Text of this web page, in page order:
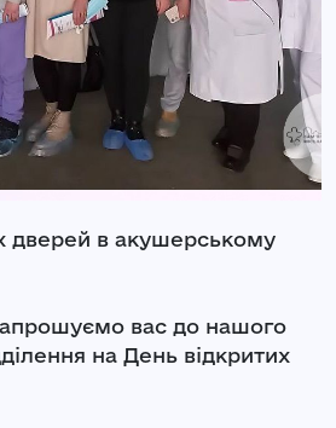
дверей в акушерському
вас до нашого
на День відкритих